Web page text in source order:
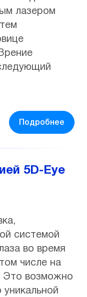
лазером
Подробнее
5D-Eye
системой
во время
числе на
Это возможно
уникальной